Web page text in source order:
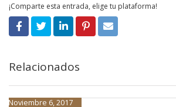
¡Comparte esta entrada, elige tu plataforma!
Relacionados
Noviembre 6, 2017